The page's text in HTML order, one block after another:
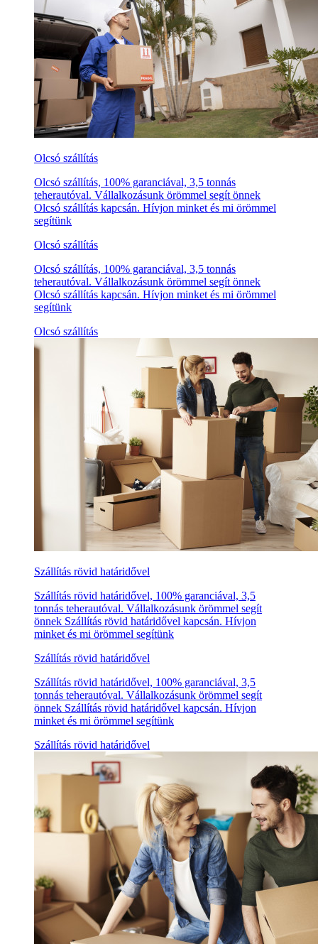
Olcsó szállítás
Olcsó szállítás, 100% garanciával, 3,5 tonnás
teherautóval. Vállalkozásunk örömmel segít önnek
Olcsó szállítás kapcsán. Hívjon minket és mi örömmel
segítünk
Olcsó szállítás
Olcsó szállítás, 100% garanciával, 3,5 tonnás
teherautóval. Vállalkozásunk örömmel segít önnek
Olcsó szállítás kapcsán. Hívjon minket és mi örömmel
segítünk
Olcsó szállítás
Szállítás rövid határidővel
Szállítás rövid határidővel, 100% garanciával, 3,5
tonnás teherautóval. Vállalkozásunk örömmel segít
önnek Szállítás rövid határidővel kapcsán. Hívjon
minket és mi örömmel segítünk
Szállítás rövid határidővel
Szállítás rövid határidővel, 100% garanciával, 3,5
tonnás teherautóval. Vállalkozásunk örömmel segít
önnek Szállítás rövid határidővel kapcsán. Hívjon
minket és mi örömmel segítünk
Szállítás rövid határidővel